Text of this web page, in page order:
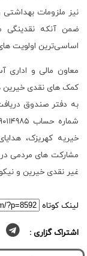
نیز ملزومات بهداشتی
ضمن آنکه نقدینگی
اساسی‌ترین اولویت
معاون مالی و اداری
کمک های نقدی خیرین
به دفتر صندوق
خیریه کهریزک،
مشارکت های مردمی
غیر نقدی خیرین و
لینک کوتاه
اشتراک گزاری :